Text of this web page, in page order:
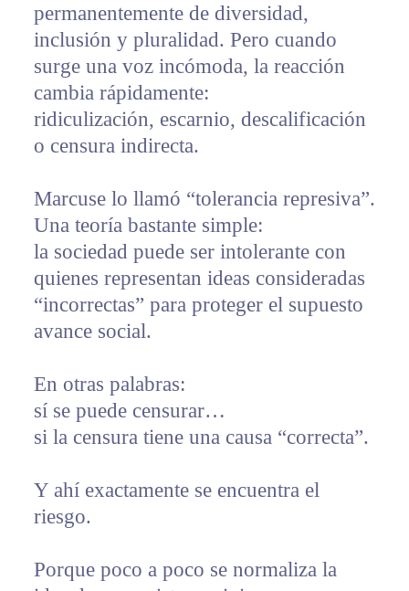
permanentemente de diversidad,
inclusión y pluralidad. Pero cuando
surge una voz incómoda, la reacción
cambia rápidamente:
ridiculización, escarnio, descalificación
o censura indirecta.
Marcuse lo llamó “tolerancia represiva”.
Una teoría bastante simple:
la sociedad puede ser intolerante con
quienes representan ideas consideradas
“incorrectas” para proteger el supuesto
avance social.
En otras palabras:
sí se puede censurar…
si la censura tiene una causa “correcta”.
Y ahí exactamente se encuentra el
riesgo.
Porque poco a poco se normaliza la